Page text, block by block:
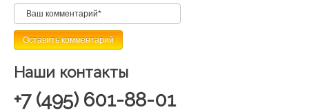
Наши контакты
+7 (495) 601-88-01